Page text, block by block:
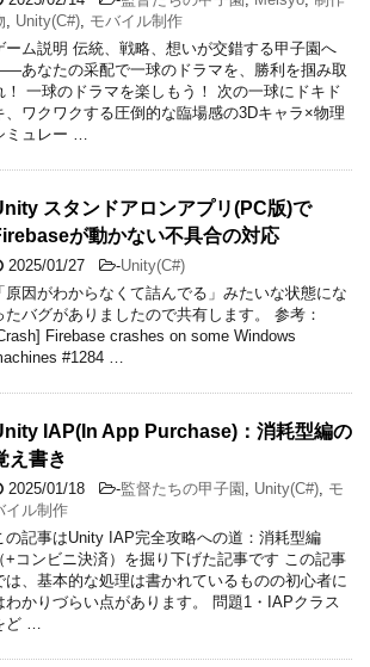
Unity(C#) モバイル制作
ーム説明 伝統、戦略、想いが交錯する甲子園へ
あなたの采配で一球のドラマを、勝利を掴み取
！ 一球のドラマを楽しもう！ 次の一球にドキド
、ワクワクする圧倒的な臨場感の3Dキャラ×物理
ミュレー …
スタンドアロンアプリ(PC版)で
が動かない不具合の対応
2025/01/27 -Unity(C#)
「原因がわからなくて詰んでる」みたいな状態にな
たバグがありましたので共有します。 参考：
Firebase crashes on some Windows
#1284 …
IAP(In App Purchase)：消耗型編の
え書き
2025/01/18 -監督たちの甲子園 Unity(C#) モ
イル制作
の記事はUnity IAP完全攻略への道：消耗型編
（+コンビニ決済）を掘り下げた記事です この記事
は、基本的な処理は書かれているものの初心者に
わかりづらい点があります。 問題1・IAPクラス
ど …